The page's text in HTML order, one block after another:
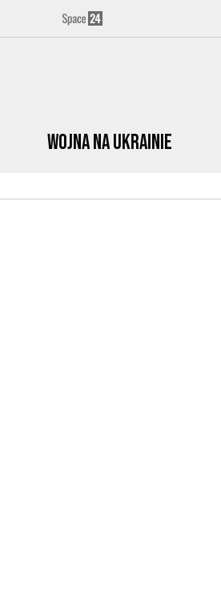
Wojna na Ukrainie